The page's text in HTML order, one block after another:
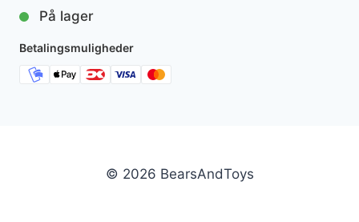
På lager
Betalingsmuligheder
© 2026 BearsAndToys